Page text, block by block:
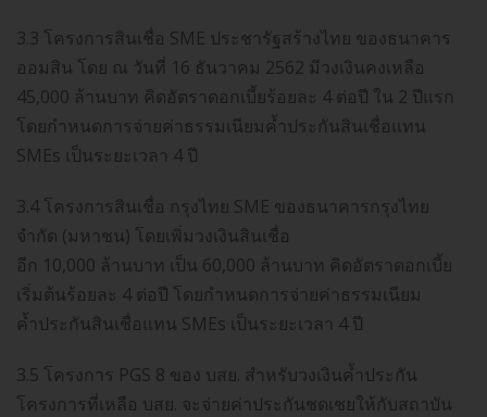
3.3 โครงการสินเชื่อ SME ประชารัฐสร้างไทย ของธนาคาร
ออมสิน โดย ณ วันที่ 16 ธันวาคม 2562 มีวงเงินคงเหลือ
45,000 ล้านบาท คิดอัตราดอกเบี้ยร้อยละ 4 ต่อปี ใน 2 ปีแรก
โดยกำหนดการจ่ายค่าธรรมเนียมค้ำประกันสินเชื่อแทน
SMEs เป็นระยะเวลา 4 ปี
3.4 โครงการสินเชื่อ กรุงไทย SME ของธนาคารกรุงไทย
จำกัด (มหาชน) โดยเพิ่มวงเงินสินเชื่อ
อีก 10,000 ล้านบาท เป็น 60,000 ล้านบาท คิดอัตราดอกเบี้ย
เริ่มต้นร้อยละ 4 ต่อปี โดยกำหนดการจ่ายค่าธรรมเนียม
ค้ำประกันสินเชื่อแทน SMEs เป็นระยะเวลา 4 ปี
3.5 โครงการ PGS 8 ของ บสย. สำหรับวงเงินค้ำประกัน
โครงการที่เหลือ บสย. จะจ่ายค่าประกันชดเชยให้กับสถาบัน